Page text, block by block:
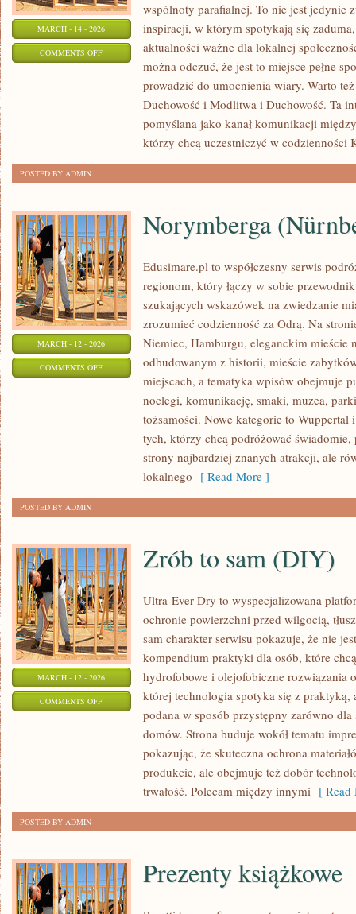
MARCH - 14 - 2026
COMMENTS OFFON
wspólnoty parafialnej. To nie jest jedynie
inspiracji, w którym spotykają się
aktualności ważne dla lokalnej
można odczuć, że jest to miejsce pełne
prowadzić do umocnienia wiary. Warto
Duchowość i Modlitwa i Duchowość. Ta
pomyślana jako kanał komunikacji
którzy chcą uczestniczyć w codzienności
POSTED BY ADMIN
MARCH - 12 - 2026
COMMENTS OFFON
NORYMBERGA
(NÜRNBERG/NUREMBERG)
Norymberga
Edusimare.pl to współczesny serwis
regionom, który łączy w sobie
szukających wskazówek na zwiedzanie
zrozumieć codzienność za Odrą. Na
Niemiec, Hamburgu, eleganckim mieście
odbudowanym z historii, mieście
miejscach, a tematyka wpisów obejmuje
noclegi, komunikację, smaki, muzea,
tożsamości. Nowe kategorie to Wuppertal
tych, którzy chcą podróżować
strony najbardziej znanych atrakcji, ale
lokalnego [ Read More ]
POSTED BY ADMIN
MARCH - 12 - 2026
COMMENTS OFFON
Zrób to sam (DIY)
Ultra-Ever Dry to wyspecjalizowana
ochronie powierzchni przed wilgocią,
sam charakter serwisu pokazuje, że nie
kompendium praktyki dla osób, które
hydrofobowe i olejofobiczne rozwiązania
której technologia spotyka się z praktyką,
podana w sposób przystępny zarówno
domów. Strona buduje wokół tematu
pokazując, że skuteczna ochrona
produkcie, ale obejmuje też dobór
trwałość. Polecam między innymi [ Read
POSTED BY ADMIN
Prezenty książkowe